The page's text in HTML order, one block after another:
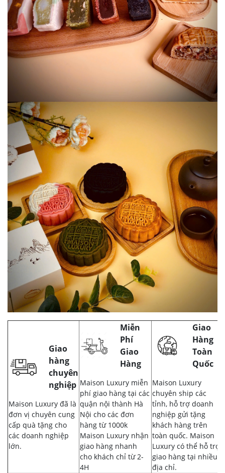
Giao
hàng
chuyên
nghiệp
Maison Luxury đã là
đơn vị chuyên cung
cấp quà tặng cho
các doanh nghiệp
lớn.
Miễn
Phí
Giao
Hàng
Maison Luxury miễn
phí giao hàng tại các
quận nội thành Hà
Nội cho các đơn
hàng từ 1000k
Maison Luxury nhận
giao hàng nhanh
cho khách chỉ từ 2-
4H
Giao
Hàng
Toàn
Quốc
Maison Luxury
chuyên ship các
tỉnh, hỗ trợ doanh
nghiệp gửi tặng
khách hàng trên
toàn quốc. Maison
Luxury có thể hỗ trợ
giao hàng tại nhiều
địa chỉ.